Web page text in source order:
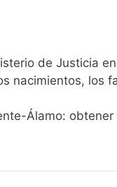
de Justicia
nacimientos, los
Álamo: